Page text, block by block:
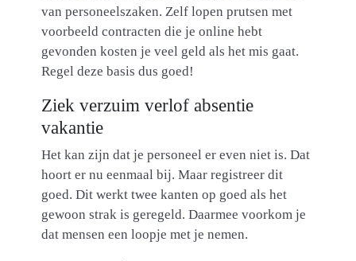
van personeelszaken. Zelf lopen prutsen met
voorbeeld contracten die je online hebt
gevonden kosten je veel geld als het mis gaat.
Regel deze basis dus goed!
Ziek verzuim verlof absentie
vakantie
Het kan zijn dat je personeel er even niet is. Dat
hoort er nu eenmaal bij. Maar registreer dit
goed. Dit werkt twee kanten op goed als het
gewoon strak is geregeld. Daarmee voorkom je
dat mensen een loopje met je nemen.